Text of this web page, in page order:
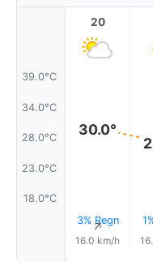
39.0°C
34.0°C
28.0°C
23.0°C
18.0°C
20
30.0°
3% Regn
↑
16.0 km/h